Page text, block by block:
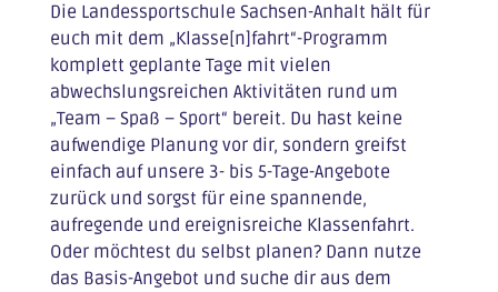
Die Landessportschule Sachsen-Anhalt hält für
euch mit dem „Klasse[n]fahrt“-Programm
komplett geplante Tage mit vielen
abwechslungsreichen Aktivitäten rund um
„Team – Spaß – Sport“ bereit. Du hast keine
aufwendige Planung vor dir, sondern greifst
einfach auf unsere 3- bis 5-Tage-Angebote
zurück und sorgst für eine spannende,
aufregende und ereignisreiche Klassenfahrt.
Oder möchtest du selbst planen? Dann nutze
das Basis-Angebot und suche dir aus dem